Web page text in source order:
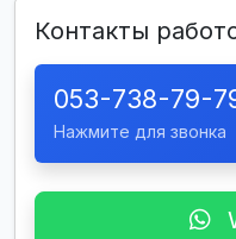
Контакты
053-738-79-
Нажмите для звонка